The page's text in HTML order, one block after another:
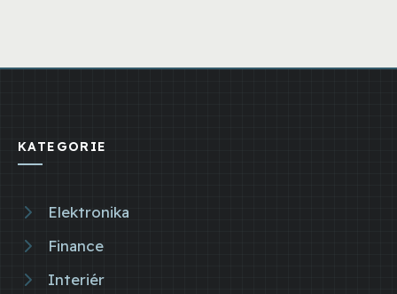
KATEGORIE
Elektronika
Finance
Interiér